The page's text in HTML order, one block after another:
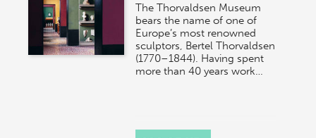
The Thorvaldsen Museum
bears the name of one of
Europe’s most renowned
sculptors, Bertel Thorvaldsen
(1770–1844). Having spent
more than 40 years work…